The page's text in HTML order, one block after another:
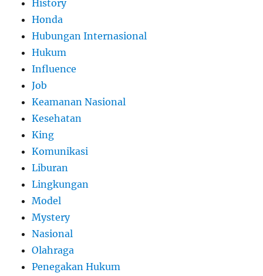
History
Honda
Hubungan Internasional
Hukum
Influence
Job
Keamanan Nasional
Kesehatan
King
Komunikasi
Liburan
Lingkungan
Model
Mystery
Nasional
Olahraga
Penegakan Hukum